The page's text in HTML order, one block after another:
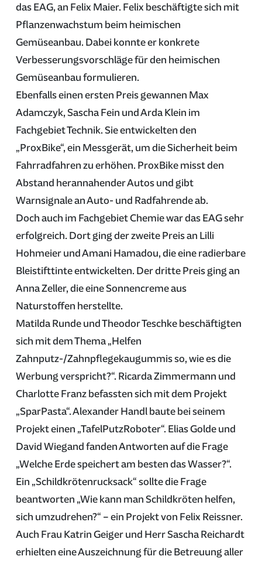
das EAG, an Felix Maier. Felix beschäftigte sich mit
Pflanzenwachstum beim heimischen
Gemüseanbau. Dabei konnte er konkrete
Verbesserungsvorschläge für den heimischen
Gemüseanbau formulieren.
Ebenfalls einen ersten Preis gewannen Max
Adamczyk, Sascha Fein und Arda Klein im
Fachgebiet Technik. Sie entwickelten den
„ProxBike“, ein Messgerät, um die Sicherheit beim
Fahrradfahren zu erhöhen. ProxBike misst den
Abstand herannahender Autos und gibt
Warnsignale an Auto- und Radfahrende ab.
Doch auch im Fachgebiet Chemie war das EAG sehr
erfolgreich. Dort ging der zweite Preis an Lilli
Hohmeier und Amani Hamadou, die eine radierbare
Bleistifttinte entwickelten. Der dritte Preis ging an
Anna Zeller, die eine Sonnencreme aus
Naturstoffen herstellte.
Matilda Runde und Theodor Teschke beschäftigten
sich mit dem Thema „Helfen
Zahnputz-/Zahnpflegekaugummis so, wie es die
Werbung verspricht?“. Ricarda Zimmermann und
Charlotte Franz befassten sich mit dem Projekt
„SparPasta“. Alexander Handl baute bei seinem
Projekt einen „TafelPutzRoboter“. Elias Golde und
David Wiegand fanden Antworten auf die Frage
„Welche Erde speichert am besten das Wasser?“.
Ein „Schildkrötenrucksack“ sollte die Frage
beantworten „Wie kann man Schildkröten helfen,
sich umzudrehen?“ – ein Projekt von Felix Reissner.
Auch Frau Katrin Geiger und Herr Sascha Reichardt
erhielten eine Auszeichnung für die Betreuung aller